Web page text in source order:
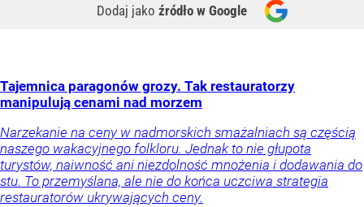
Dodaj jako źródło w Google
Tajemnica paragonów grozy. Tak restauratorzy
manipulują cenami nad morzem
Narzekanie na ceny w nadmorskich smażalniach są częścią
naszego wakacyjnego folkloru. Jednak to nie głupota
turystów, naiwność ani niezdolność mnożenia i dodawania do
stu. To przemyślana, ale nie do końca uczciwa strategia
restauratorów ukrywających ceny.